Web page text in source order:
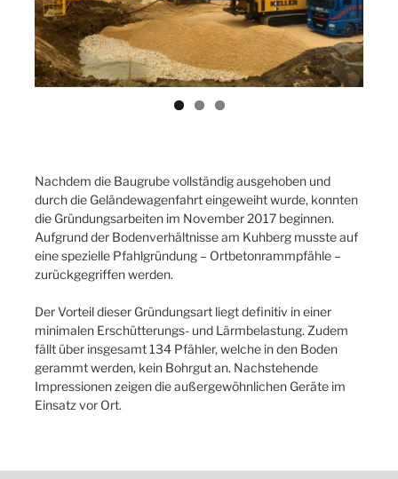
ous
Nachdem die Baugrube vollständig ausgehoben und
durch die Geländewagenfahrt eingeweiht wurde, konnten
die Gründungsarbeiten im November 2017 beginnen.
Aufgrund der Bodenverhältnisse am Kuhberg musste auf
eine spezielle Pfahlgründung – Ortbetonrammpfähle –
zurückgegriffen werden.
Der Vorteil dieser Gründungsart liegt definitiv in einer
minimalen Erschütterungs- und Lärmbelastung. Zudem
fällt über insgesamt 134 Pfähler, welche in den Boden
gerammt werden, kein Bohrgut an. Nachstehende
Impressionen zeigen die außergewöhnlichen Geräte im
Einsatz vor Ort.